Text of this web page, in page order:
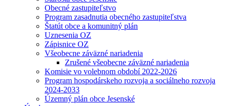
Obecné zastupiteľstvo
Program zasadnutia obecného zastupiteľstva
Štatút obce a komunitný plán
Uznesenia OZ
Zápisnice OZ
Všeobecne záväzné nariadenia
Zrušené všeobecne záväzné nariadenia
Komisie vo volebnom období 2022-2026
Program hospodárskeho rozvoja a sociálneho rozvoja
2024-2033
Územný plán obce Jesenské